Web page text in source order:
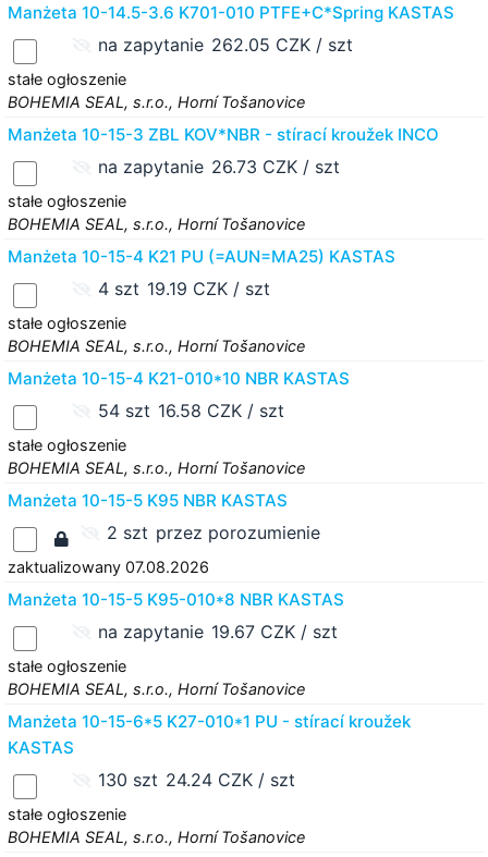
Manżeta 10-14.5-3.6 K701-010 PTFE+C*Spring KASTAS
na zapytanie 262.05 CZK / szt
stałe ogłoszenie
BOHEMIA SEAL, s.r.o., Horní Tošanovice
Manżeta 10-15-3 ZBL KOV*NBR - stírací kroužek INCO
na zapytanie 26.73 CZK / szt
stałe ogłoszenie
BOHEMIA SEAL, s.r.o., Horní Tošanovice
Manżeta 10-15-4 K21 PU (=AUN=MA25) KASTAS
4 szt 19.19 CZK / szt
stałe ogłoszenie
BOHEMIA SEAL, s.r.o., Horní Tošanovice
Manżeta 10-15-4 K21-010*10 NBR KASTAS
54 szt 16.58 CZK / szt
stałe ogłoszenie
BOHEMIA SEAL, s.r.o., Horní Tošanovice
Manżeta 10-15-5 K95 NBR KASTAS
2 szt przez porozumienie
zaktualizowany 07.08.2026
Manżeta 10-15-5 K95-010*8 NBR KASTAS
na zapytanie 19.67 CZK / szt
stałe ogłoszenie
BOHEMIA SEAL, s.r.o., Horní Tošanovice
Manżeta 10-15-6*5 K27-010*1 PU - stírací kroužek
KASTAS
130 szt 24.24 CZK / szt
stałe ogłoszenie
BOHEMIA SEAL, s.r.o., Horní Tošanovice